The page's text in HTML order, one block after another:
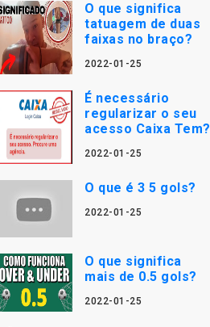
O que significa
tatuagem de duas
faixas no braço?
2022-01-25
É necessário
regularizar o seu
acesso Caixa Tem?
2022-01-25
O que é 3 5 gols?
2022-01-25
O que significa
mais de 0.5 gols?
2022-01-25